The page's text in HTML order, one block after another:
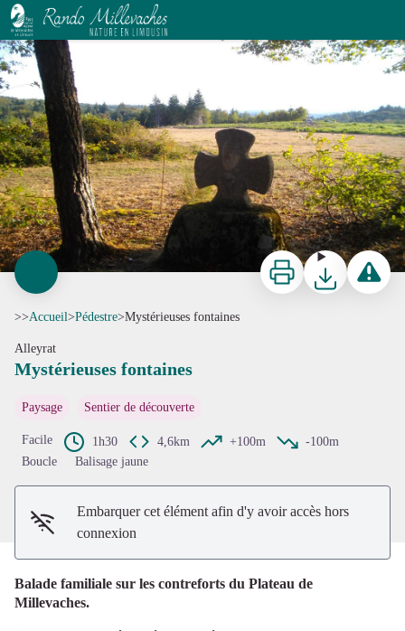
Mystérieuses fontaines
Alleyrat - Croix Saint-Jean - G.Salat - CC HCC
ImprimerTéléchargerSignaler
>>Accueil>Pédestre>Mystérieuses fontaines
Alleyrat
Mystérieuses fontaines
Paysage Sentier de découverte
Facile 1h30 4,6km +100m
-100m
Boucle
Balisage jaune
Embarquer cet élément afin d'y avoir accès hors
connexion
Balade familiale sur les contreforts du Plateau de
Millevaches.